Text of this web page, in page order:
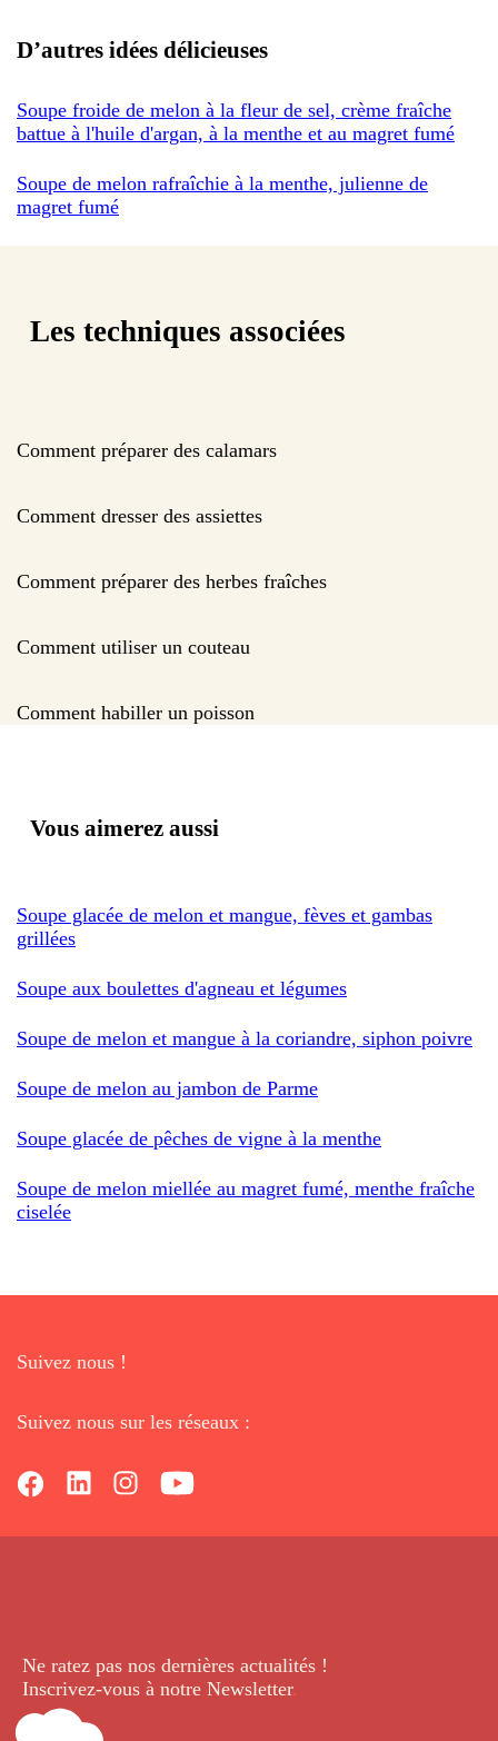
D’autres idées délicieuses
Soupe froide de melon à la fleur de sel, crème fraîche
battue à l'huile d'argan, à la menthe et au magret fumé
Soupe de melon rafraîchie à la menthe, julienne de
magret fumé
Les techniques associées
Comment préparer des calamars
Comment dresser des assiettes
Comment préparer des herbes fraîches
Comment utiliser un couteau
Comment habiller un poisson
Vous aimerez aussi
Soupe glacée de melon et mangue, fèves et gambas
grillées
Soupe aux boulettes d'agneau et légumes
Soupe de melon et mangue à la coriandre, siphon poivre
Soupe de melon au jambon de Parme
Soupe glacée de pêches de vigne à la menthe
Soupe de melon miellée au magret fumé, menthe fraîche
ciselée
Suivez nous !
Suivez nous sur les réseaux :
Ne ratez pas nos dernières actualités !
Inscrivez-vous à notre Newsletter.